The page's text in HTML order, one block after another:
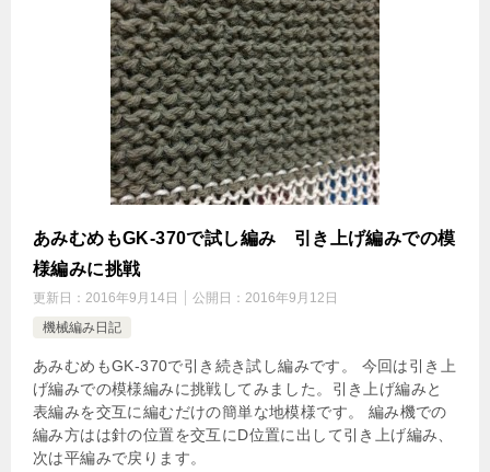
あみむめもGK-370で試し編み 引き上げ編みでの模
様編みに挑戦
更新日： 2016年9月14日 公開日： 2016年9月12日
機械編み日記
あみむめもGK-370で引き続き試し編みです。 今回は引き上
げ編みでの模様編みに挑戦してみました。引き上げ編みと
表編みを交互に編むだけの簡単な地模様です。 編み機での
編み方はは針の位置を交互にD位置に出して引き上げ編み、
次は平編みで戻ります。